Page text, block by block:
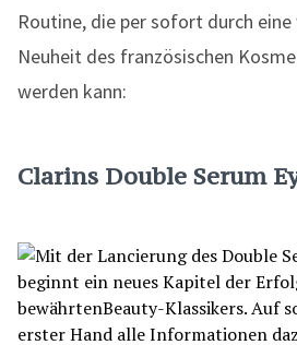
Routine, die per sofort durch
Neuheit des französischen
werden kann:
Clarins Double Serum